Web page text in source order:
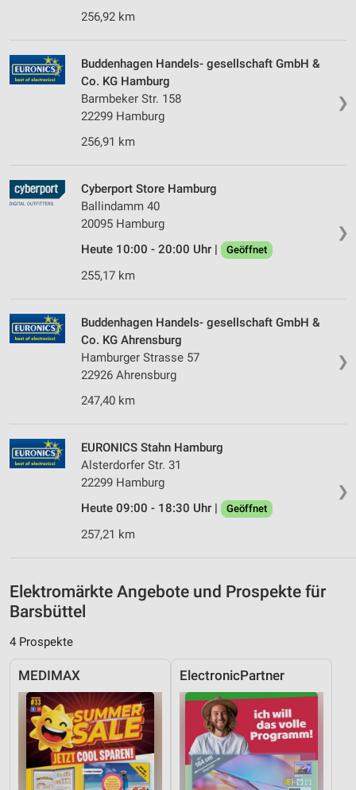
256,92 km
❯
Buddenhagen Handels- gesellschaft GmbH &
Co. KG Hamburg
Barmbeker Str. 158
22299 Hamburg
256,91 km
❯
Cyberport Store Hamburg
Ballindamm 40
20095 Hamburg
Heute 10:00 - 20:00 Uhr |
Geöffnet
255,17 km
❯
Buddenhagen Handels- gesellschaft GmbH &
Co. KG Ahrensburg
Hamburger Strasse 57
22926 Ahrensburg
247,40 km
❯
EURONICS Stahn Hamburg
Alsterdorfer Str. 31
22299 Hamburg
Heute 09:00 - 18:30 Uhr |
Geöffnet
257,21 km
Elektromärkte Angebote und Prospekte für
Barsbüttel
4 Prospekte
MEDIMAX ElectronicPartner
Speichern von oder Zugriff auf Informationen
auf einem Endgerät
Verwendung reduzierter Daten zur Auswahl von
Verwendung von Profilen zur Auswahl
personalisierter Werbung
Erstellung von Profilen zur Personalisierung
von Inhalten
personalisierter Inhalte
Messung der Werbeleistung
Messung der Performance von Inhalten
Quellen
Entwicklung und Verbesserung der Angebote
Verwendung reduzierter Daten zur Auswahl von
Geräte anhand von aktiv angeforderten
Informationen identifizieren
Nicht-IAB-Verarbeitungszwecke:
Performance
Funktional
Werbung